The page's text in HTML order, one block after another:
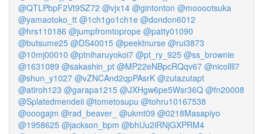
@QTLPbpF2Vt9SZ72 @vjx14 @gintonton @mooootsuka
@yamaotoko_tt @1ch1go1ch1e @dondon6012
@hrs110186 @jumpfromtoprope @patty01090
@butsume25 @DS40015 @peektnurse @rui3873
@10mj00010 @ptniharuyokoi7 @pt_ry_925 @ss_brownie
@1631089 @sakashin_pt @MP22eNBpcRQqv67 @nicollll7
@shun_y1027 @vZNCAnd2qpPAsrK @zutazutapt
@atiroh123 @garapa1215 @JXHgw6pe5Wsr36Q @fn20008
@Splatedmendeii @tometosupu @tohru10167538
@ooogajm @rad_beaver_ @ukmt09 @0218Masapiyo
@1958625 @jackson_bpm @bhUu2iRNjGXPRM4